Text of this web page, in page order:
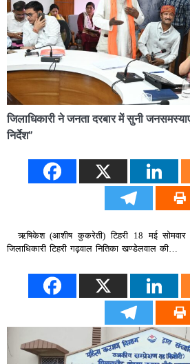
जिलाधिकारी ने जनता दरबार में सुनी
निर्देश”
ऋषिकेश (आशीष कुकरेती) टिहरी 18 मई सोमवार
जिलाधिकारी टिहरी गढ़वाल नितिका खण्डेलवाल की…